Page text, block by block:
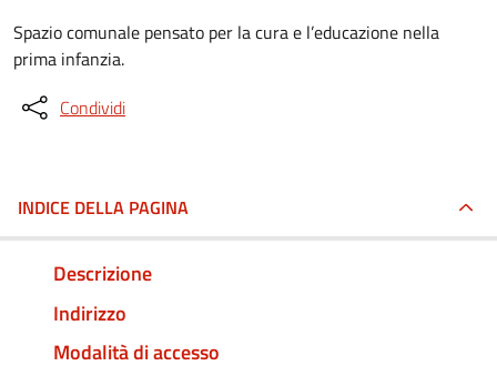
Spazio comunale pensato per la cura e l’educazione nella
prima infanzia.
Condividi
INDICE DELLA PAGINA
Descrizione
Indirizzo
Modalità di accesso